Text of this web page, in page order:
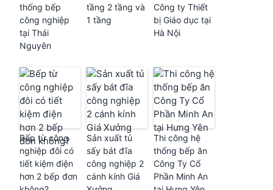
thống bếp
công nghiệp
tại Thái
Nguyên
tầng 2 tầng và
1 tầng
Công ty Thiết
bị Giáo dục tại
Hà Nội
Bếp từ công
nghiệp đôi có
tiết kiệm điện
hơn 2 bếp đơn
Sản xuất tủ
sấy bát đĩa
công nghiệp 2
cánh kính Giá
Thi công hệ
thống bếp ăn
Công Ty Cổ
Phần Minh An